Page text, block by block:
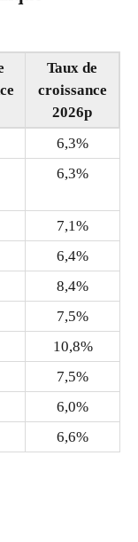
Taux de
croissance
2026p
6,3%
6,3%
7,1%
6,4%
8,4%
7,5%
10,8%
7,5%
6,0%
6,6%